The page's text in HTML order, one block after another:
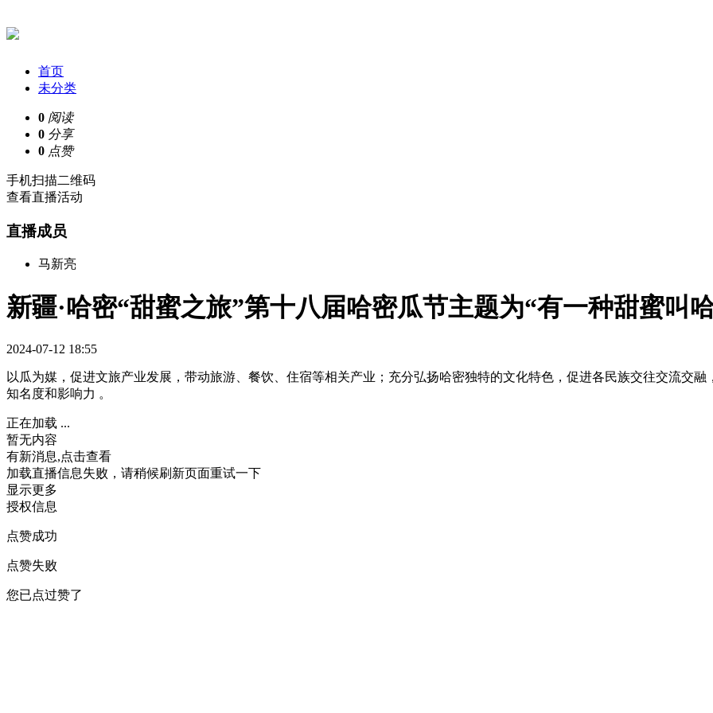
首页
未分类
0 阅读
0 分享
0 点赞
手机扫描二维码
查看直播活动
直播成员
马新亮
新疆·哈密“甜蜜之旅”第十八届哈密瓜节主题为“有一种甜蜜叫
2024-07-12 18:55
以瓜为媒，促进文旅产业发展，带动旅游、餐饮、住宿等相关产业；充分弘扬哈密独特的文化特色，促进各民族交往交流交
知名度和影响力 。
正在加载 ...
暂无内容
有新消息,点击查看
加载直播信息失败，请稍候刷新页面重试一下
显示更多
授权信息
点赞成功
点赞失败
您已点过赞了